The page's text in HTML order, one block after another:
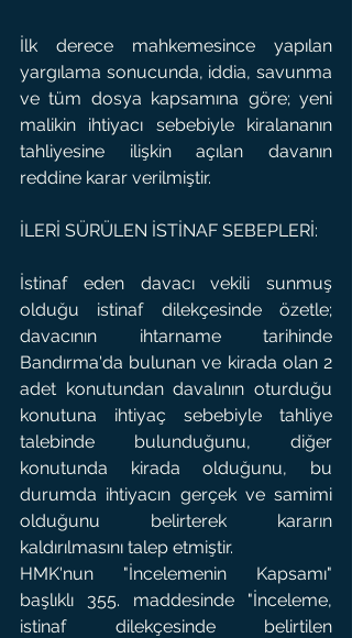
İlk derece mahkemesince yapılan
yargılama sonucunda, iddia, savunma
ve tüm dosya kapsamına göre; yeni
malikin ihtiyacı sebebiyle kiralananın
tahliyesine ilişkin açılan davanın
reddine karar verilmiştir.
İLERİ SÜRÜLEN İSTİNAF SEBEPLERİ:
İstinaf eden davacı vekili sunmuş
olduğu istinaf dilekçesinde özetle;
davacının ihtarname tarihinde
Bandırma'da bulunan ve kirada olan 2
adet konutundan davalının oturduğu
konutuna ihtiyaç sebebiyle tahliye
talebinde bulunduğunu, diğer
konutunda kirada olduğunu, bu
durumda ihtiyacın gerçek ve samimi
olduğunu belirterek kararın
kaldırılmasını talep etmiştir.
HMK'nun "İncelemenin Kapsamı"
başlıklı 355. maddesinde "İnceleme,
istinaf dilekçesinde belirtilen